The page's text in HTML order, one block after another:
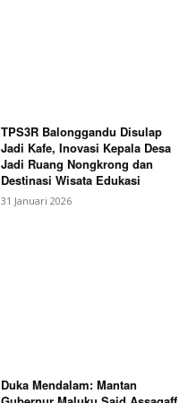
TPS3R Balonggandu Disulap
Jadi Kafe, Inovasi Kepala Desa
Jadi Ruang Nongkrong dan
Destinasi Wisata Edukasi
31 Januari 2026
Duka Mendalam: Mantan